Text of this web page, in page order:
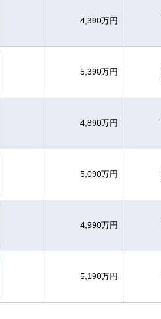
4,390万円
5,390万円
4,890万円
5,090万円
4,990万円
5,190万円